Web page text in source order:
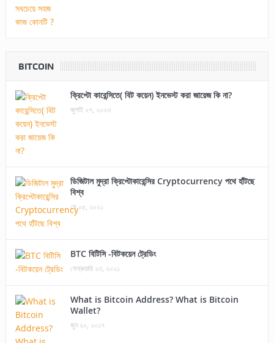
BITCOIN
ক্রিপ্টো কারেন্সিতে( বিট কয়েন) ইনভেস্ট করা জায়েজ কি না?
জুলাই ২৭, ২০২৩
ডিজিটাল মুদ্রা ক্রিপ্টোকারেন্সির Cryptocurrency পথে হাঁটছে
বিশ্ব
মে ০৫, ২০২১
BTC বিটিসি -বিটকয়েন ট্রেডিং
ফেব্রুয়ারি ২৩, ২০২১
What is Bitcoin Address? What is Bitcoin
Wallet?
জুন ২০, ২০১৭